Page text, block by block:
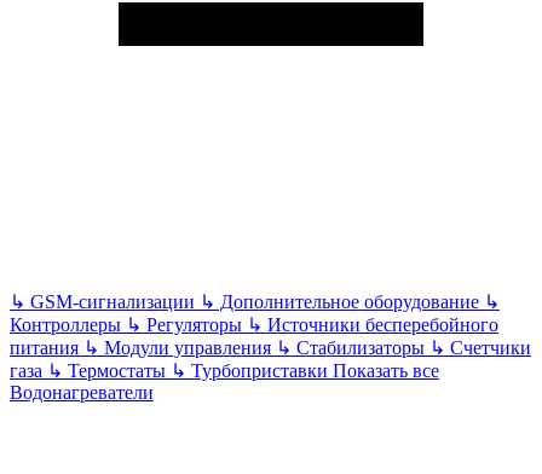
↳ GSM-сигнализации ↳ Дополнительное оборудование ↳
Контроллеры ↳ Регуляторы ↳ Источники бесперебойного
питания ↳ Модули управления ↳ Стабилизаторы ↳ Счетчики
газа ↳ Термостаты ↳ Турбоприставки Показать все
Водонагреватели